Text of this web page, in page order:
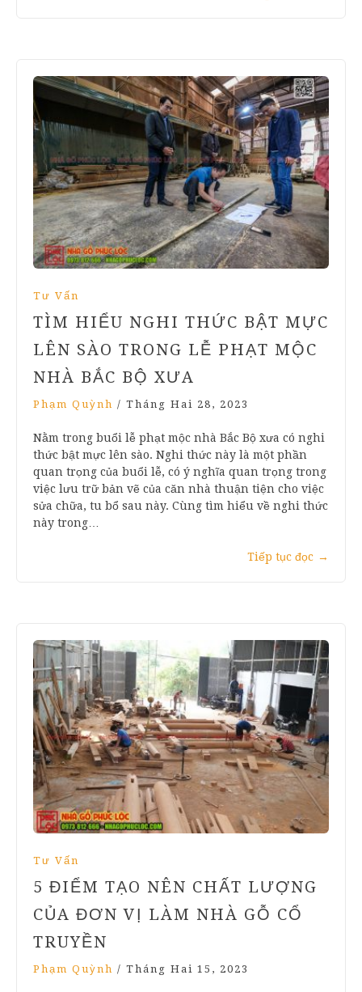
Tư Vấn
TÌM HIỂU NGHI THỨC BẬT MỰC
LÊN SÀO TRONG LỄ PHẠT MỘC
NHÀ BẮC BỘ XƯA
Phạm Quỳnh / Tháng Hai 28, 2023
Nằm trong buổi lễ phạt mộc nhà Bắc Bộ xưa có nghi
thức bật mực lên sào. Nghi thức này là một phần
quan trọng của buổi lễ, có ý nghĩa quan trọng trong
việc lưu trữ bản vẽ của căn nhà thuận tiện cho việc
sửa chữa, tu bổ sau này. Cùng tìm hiểu về nghi thức
này trong…
Tiếp tục đọc →
Tư Vấn
5 ĐIỂM TẠO NÊN CHẤT LƯỢNG
CỦA ĐƠN VỊ LÀM NHÀ GỖ CỔ
TRUYỀN
Phạm Quỳnh / Tháng Hai 15, 2023